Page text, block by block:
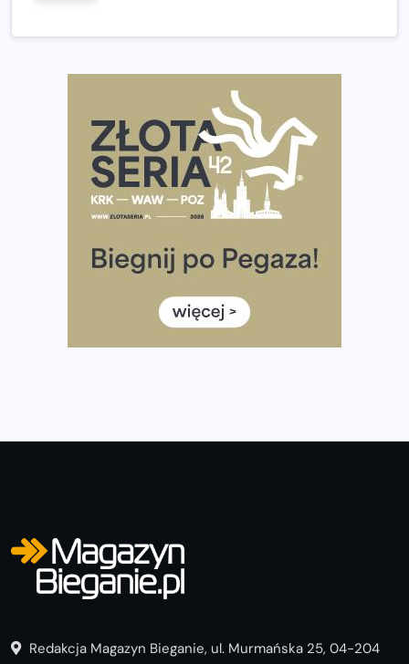
Rozbiegany Olsztyn szykuje się na weekend z
półmaratonem
Już w tę sobotę 35. Bieg Powstania Warszawskiego.
Wystartuje rekordowa liczba uczestników
35. Bieg Powstania Warszawskiego – praktyczny
Ile razy w tygodniu biegać? 3 treningi wystarczą? Jak
często biegać, żeby robić postępy
Już w ten weekend! Przed nami Nocny Portowy Maraton
i Półmaraton Szczeciński. Wszystko, co warto wiedzieć
Redakcja Magazyn Bieganie, ul. Murmańska 25, 04-204